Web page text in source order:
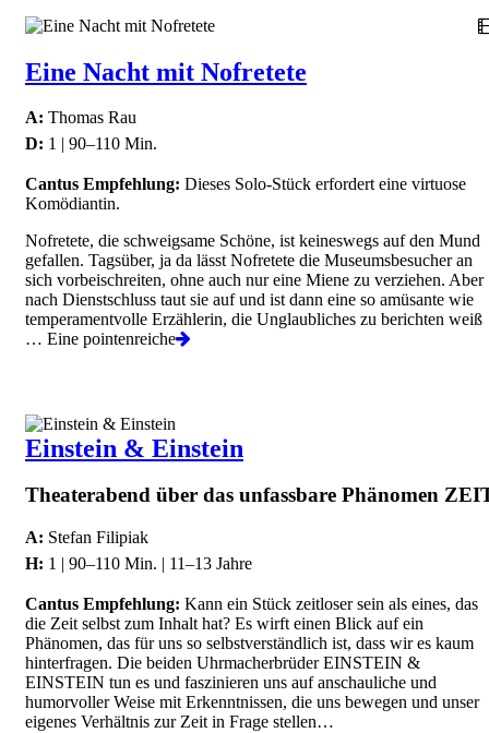
Eine Nacht mit Nofretete
A: Thomas Rau
D: 1 | 90–110 Min.
Cantus Empfehlung: Dieses Solo-Stück erfordert eine virtuose
Komödiantin.
Nofretete, die schweigsame Schöne, ist keineswegs auf den Mund
gefallen. Tagsüber, ja da lässt Nofretete die Museumsbesucher an
sich vorbeischreiten, ohne auch nur eine Miene zu verziehen. Aber
nach Dienstschluss taut sie auf und ist dann eine so amüsante wie
temperamentvolle Erzählerin, die Unglaubliches zu berichten weiß
… Eine pointenreiche
Einstein & Einstein
Theaterabend über das unfassbare Phänomen
A: Stefan Filipiak
H: 1 | 90–110 Min. | 11–13 Jahre
Cantus Empfehlung: Kann ein Stück zeitloser sein als eines, das
die Zeit selbst zum Inhalt hat? Es wirft einen Blick auf ein
Phänomen, das für uns so selbstverständlich ist, dass wir es kaum
hinterfragen. Die beiden Uhrmacherbrüder EINSTEIN &
EINSTEIN tun es und faszinieren uns auf anschauliche und
humorvoller Weise mit Erkenntnissen, die uns bewegen und unser
eigenes Verhältnis zur Zeit in Frage stellen…